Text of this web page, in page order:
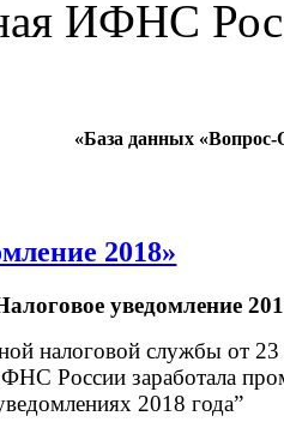
ИФНС
«База данных «Вопрос-
2018»
уведомление
налоговой службы от 23
России заработала
2018 года”